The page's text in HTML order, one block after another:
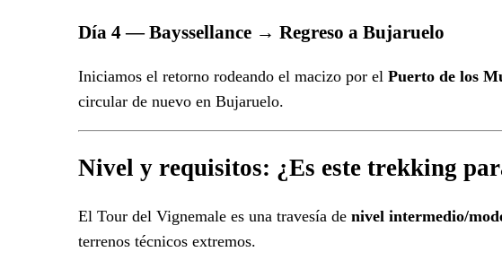
Día 4 — Bayssellance → Regreso a Bujaruelo
Iniciamos el retorno rodeando el macizo por el Puerto de los
circular de nuevo en Bujaruelo.
Nivel y requisitos: ¿Es este trekking
El Tour del Vignemale es una travesía de nivel intermedio/
terrenos técnicos extremos.